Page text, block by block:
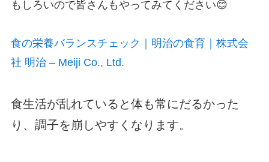
もしろいので皆さんもやってみてください😊
食の栄養バランスチェック｜明治の食育｜株式会
社 明治 – Meiji Co., Ltd.
食生活が乱れていると体も常にだるかった
り、調子を崩しやすくなります。